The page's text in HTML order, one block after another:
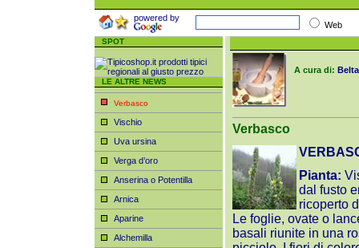
powered by
Web
SPOT
LE ALTRE NEWS
Verbasco
Vischio
Uva ursina
Verga d’oro
Anserina o Potentilla
Arnica
Aparine
Alchemilla
A cura di:
Verbasco
Pianta:
dal fusto
ricoperto
Le foglie, ovate o
basali riunite in una